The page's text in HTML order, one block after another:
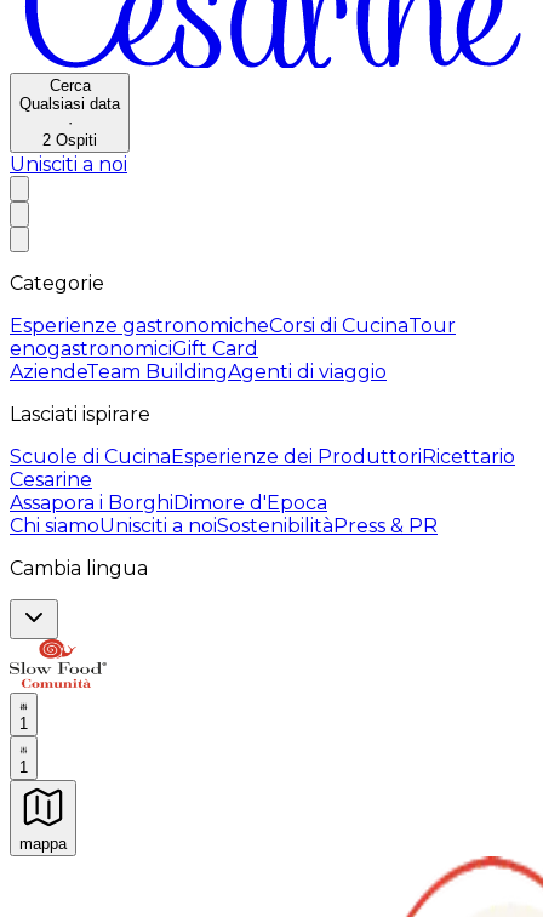
Cerca
Qualsiasi data
·
2 Ospiti
Unisciti a noi
Categorie
Esperienze gastronomicheCorsi di CucinaTour
enogastronomiciGift Card
AziendeTeam BuildingAgenti di viaggio
Lasciati ispirare
Scuole di CucinaEsperienze dei ProduttoriRicettario
Cesarine
Assapora i BorghiDimore d'Epoca
Chi siamoUnisciti a noiSostenibilitàPress & PR
Cambia lingua
1
1
mappa
Esperienze culinarie indimenticabili: Esperienze